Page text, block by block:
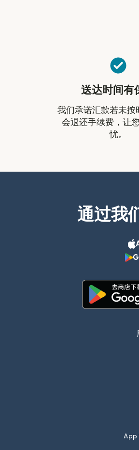
送达时间有
我们承诺汇款若未按
会退还手续费，让
忧。
通过我
App